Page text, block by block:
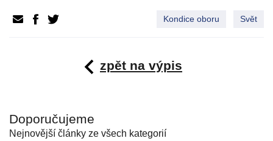
Kondice oboru Svět
zpět na výpis
Doporučujeme
Nejnovější články ze všech kategorií